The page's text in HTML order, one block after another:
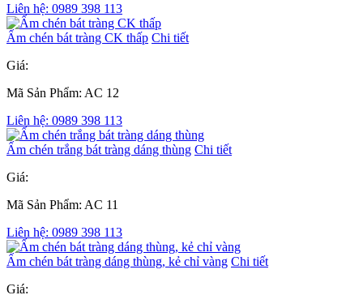
Liên hệ: 0989 398 113
Ấm chén bát tràng CK thấp Chi tiết
Giá:
Mã Sản Phẩm: AC 12
Liên hệ: 0989 398 113
Ấm chén trắng bát tràng dáng thùng Chi tiết
Giá:
Mã Sản Phẩm: AC 11
Liên hệ: 0989 398 113
Ấm chén bát tràng dáng thùng, kẻ chỉ vàng Chi tiết
Giá: